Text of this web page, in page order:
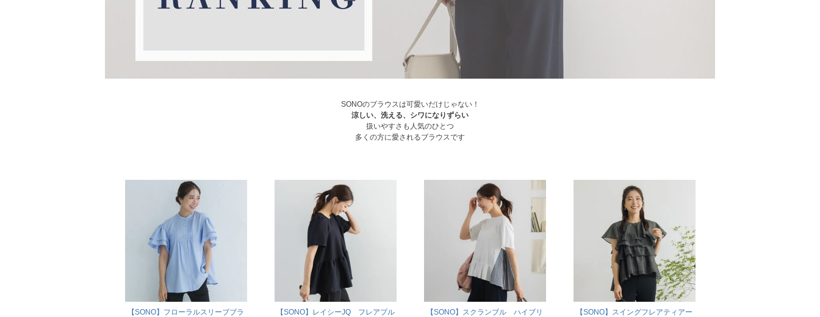
SONOのブラウスは可愛いだけじゃない！
涼しい、洗える、シワになりずらい
扱いやすさも人気のひとつ
多くの方に愛されるブラウスです
【SONO】フローラルスリーブブラ
【SONO】レイシーJQ フレアプル
【SONO】スクランブル ハイブリ
【SONO】スイングフレアティアー